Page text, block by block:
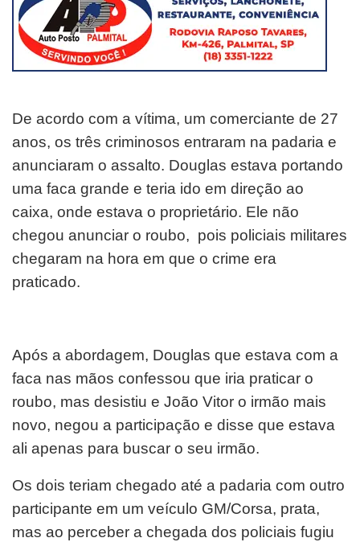
De acordo com a vítima, um comerciante de 27
anos, os três criminosos entraram na padaria e
anunciaram o assalto. Douglas estava portando
uma faca grande e teria ido em direção ao
caixa, onde estava o proprietário. Ele não
chegou anunciar o roubo, pois policiais militares
chegaram na hora em que o crime era
praticado.
Após a abordagem, Douglas que estava com a
faca nas mãos confessou que iria praticar o
roubo, mas desistiu e João Vitor o irmão mais
novo, negou a participação e disse que estava
ali apenas para buscar o seu irmão.
Os dois teriam chegado até a padaria com outro
participante em um veículo GM/Corsa, prata,
mas ao perceber a chegada dos policiais fugiu